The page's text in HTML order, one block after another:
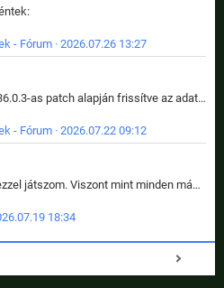
- Fórum · 2026.07.26 13:27
Kártya változások a 36.0.3-as patch alapján frissítve az adatbázisban (képek is cserélve).
- Fórum · 2026.07.22 09:12
Amióta bejött, csak ezzel játszom. Viszont mint minden más - akár az alapjáték is, ez is baromira összetett lett. Néha már pár kör után is esélytelen az egész. Vagy irreállisan túltápol valaki, vagy lelép a partner, vagy csak hülye mint a segg. És amikor eljönne az én időm, na akkor jön el mindenki másé is. Engem jobban érdekelne, hogy ki milyen ratingen szokott játszani. Na ez lenne egy érdekes adat.
18:34